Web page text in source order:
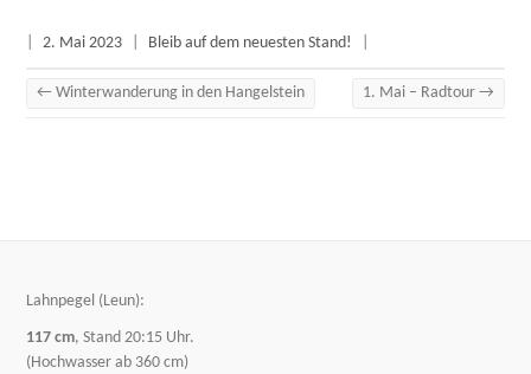
2. Mai 2023 Bleib auf dem neuesten Stand!
← Winterwanderung in den Hangelstein 1. Mai – Radtour →
Lahnpegel (Leun):
117 cm, Stand 20:15 Uhr.
(Hochwasser ab 360 cm)